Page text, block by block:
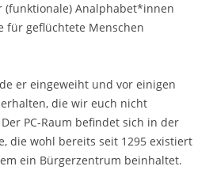
(funktionale) Analphabet*innen
für geflüchtete Menschen
er eingeweiht und vor einigen
die wir euch nicht
PC-Raum befindet sich in der
die wohl bereits seit 1295 existiert
ein Bürgerzentrum beinhaltet.